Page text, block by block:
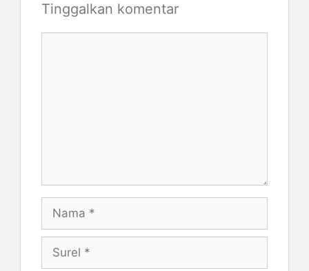
Tinggalkan komentar
Nama
Surel